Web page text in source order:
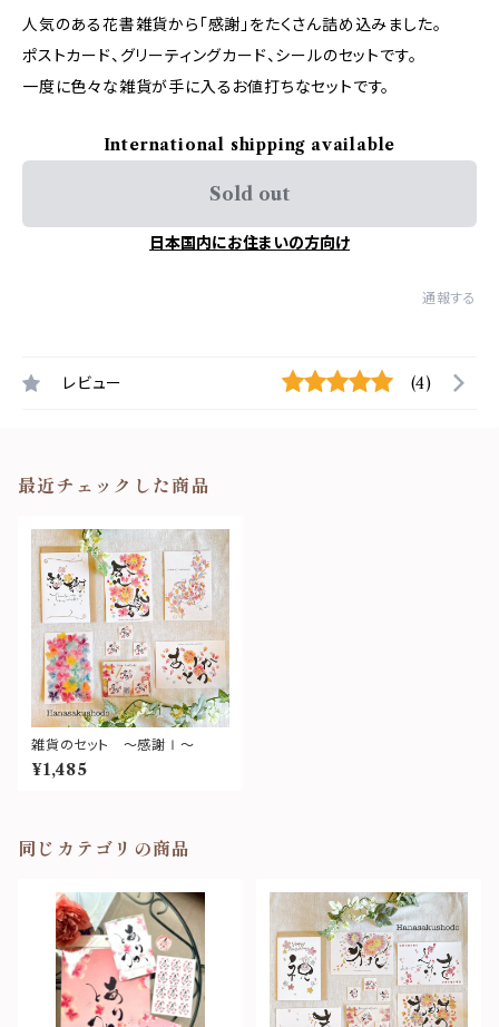
人気のある花書雑貨から「感謝」をたくさん詰め込みました。
ポストカード、グリーティングカード、シールのセットです。
一度に色々な雑貨が手に入るお値打ちなセットです。
International shipping available
Sold out
日本国内にお住まいの方向け
通報する
レビュー (4)
最近チェックした商品
雑貨のセット ～感謝Ⅰ～
¥1,485
同じカテゴリの商品